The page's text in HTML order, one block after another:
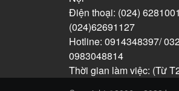
Điện thoại: (024)
(024)62691127
Hotline: 0914348397/
0983048814
Thời gian làm việc: (Từ